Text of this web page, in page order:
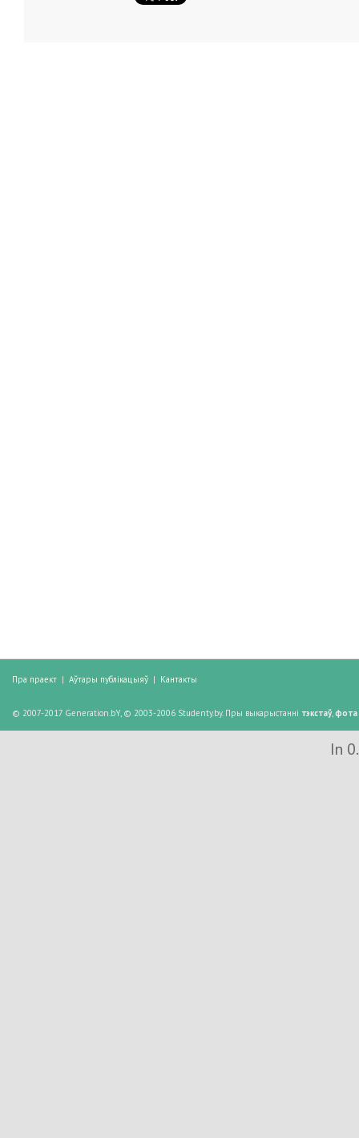
Пра праект | Аўтары публікацыяў | Кантакты
© 2007-2017 Generation.bY, © 2003-2006 Studenty.by. Пры выкарыстанні тэкстаў,фота
In